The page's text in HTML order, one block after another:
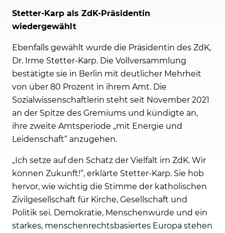
Stetter-Karp als ZdK-Präsidentin
wiedergewählt
Ebenfalls gewählt wurde die Präsidentin des ZdK,
Dr. Irme Stetter-Karp. Die Vollversammlung
bestätigte sie in Berlin mit deutlicher Mehrheit
von über 80 Prozent in ihrem Amt. Die
Sozialwissenschaftlerin steht seit November 2021
an der Spitze des Gremiums und kündigte an,
ihre zweite Amtsperiode „mit Energie und
Leidenschaft“ anzugehen.
„Ich setze auf den Schatz der Vielfalt im ZdK. Wir
können Zukunft!“, erklärte Stetter-Karp. Sie hob
hervor, wie wichtig die Stimme der katholischen
Zivilgesellschaft für Kirche, Gesellschaft und
Politik sei. Demokratie, Menschenwürde und ein
starkes, menschenrechtsbasiertes Europa stehen